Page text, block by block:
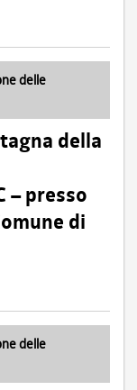
delle
della
– presso
di
delle